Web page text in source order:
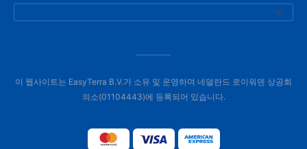
이 웹사이트는 EasyTerra B.V.가 소유 및 운영하며 네덜란드 로이워덴 상공회
의소(01104443)에 등록되어 있습니다.